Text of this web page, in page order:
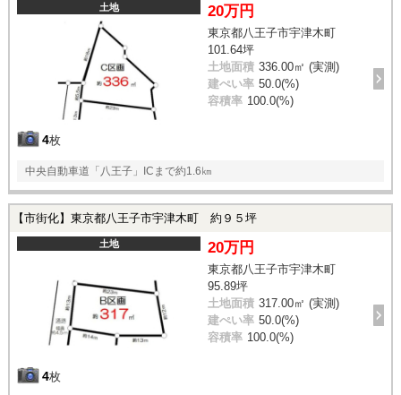
土地
4枚
20万円
東京都八王子市宇津木町
101.64坪
土地面積 336.00㎡ (実測)
建ぺい率 50.0(%)
容積率 100.0(%)
中央自動車道「八王子」ICまで約1.6㎞
【市街化】東京都八王子市宇津木町 約９５坪
土地
4枚
20万円
東京都八王子市宇津木町
95.89坪
土地面積 317.00㎡ (実測)
建ぺい率 50.0(%)
容積率 100.0(%)